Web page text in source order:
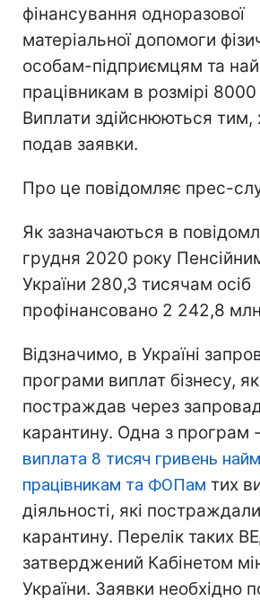
фінансування одноразової
матеріальної допомоги
особам-підприємцям та
працівникам в розмірі
Виплати здійснюються тим,
подав заявки.
Про це повідомляє прес-
Як зазначаються в
грудня 2020 року
України 280,3 тисячам осіб
профінансовано 2 242,8
Відзначимо, в Україні
програми виплат бізнесу,
постраждав через
карантину. Одна з програм
виплата 8 тисяч гривень
працівникам та ФОПам тих
діяльності, які
карантину. Перелік таких
затверджений Кабінетом
України. Заявки необхідно